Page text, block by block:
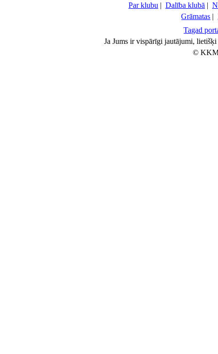
Par klubu | Dalība klubā |
Grāmatas |
Tagad
Ja Jums ir vispārīgi jautājumi,
©